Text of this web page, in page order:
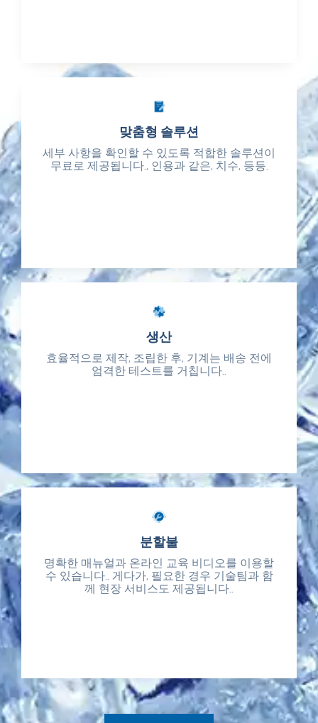
맞춤형 솔루션
세부 사항을 확인할 수 있도록 적합한 솔루션이
무료로 제공됩니다., 인용과 같은, 치수, 등등.
맞춤형 솔루션
세부 사항을 확인할 수 있도록 적합한 솔루션이
무료로 제공됩니다., 인용과 같은, 치수, 등등.
생산
효율적으로 제작, 조립한 후, 기계는 배송 전에
엄격한 테스트를 거칩니다..
생산
효율적으로 제작, 조립한 후, 기계는 배송 전에
엄격한 테스트를 거칩니다..
분할불
명확한 매뉴얼과 온라인 교육 비디오를 이용할
수 있습니다.. 게다가, 필요한 경우 기술팀과 함
께 현장 서비스도 제공됩니다..
분할불
명확한 매뉴얼과 온라인 교육 비디오를 이용할
수 있습니다.. 게다가, 필요한 경우 기술팀과 함
께 현장 서비스도 제공됩니다..